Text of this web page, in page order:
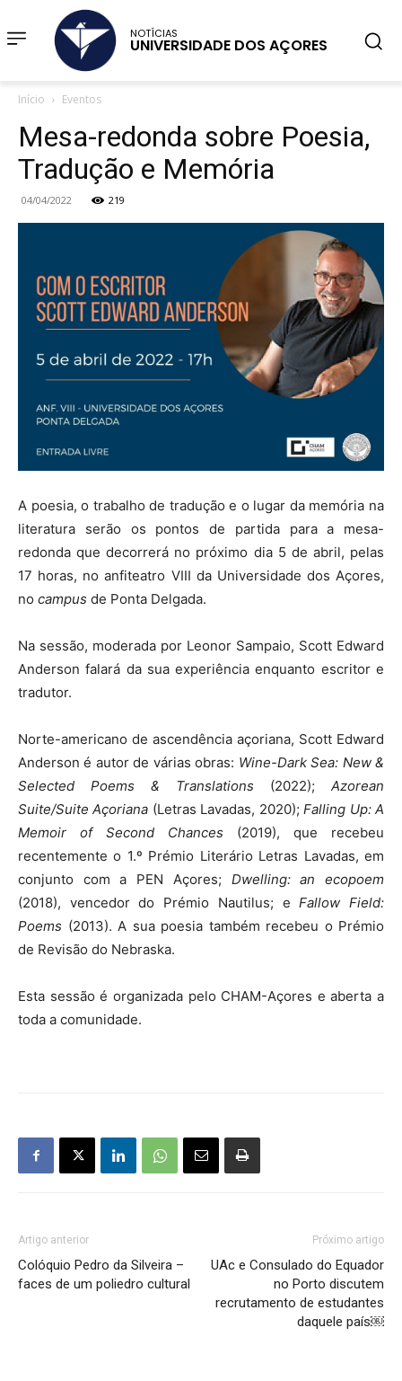
NOTÍCIAS
UNIVERSIDADE DOS AÇORES
Início Eventos
Mesa-redonda sobre Poesia,
Tradução e Memória
04/04/2022 219
A poesia, o trabalho de tradução e o lugar da memória na
literatura serão os pontos de partida para a mesa-
redonda que decorrerá no próximo dia 5 de abril, pelas
17 horas, no anfiteatro VIII da Universidade dos Açores,
no campus de Ponta Delgada.
Na sessão, moderada por Leonor Sampaio, Scott Edward
Anderson falará da sua experiência enquanto escritor e
tradutor.
Norte-americano de ascendência açoriana, Scott Edward
Anderson é autor de várias obras: Wine-Dark Sea: New &
Selected Poems & Translations (2022); Azorean
Suite/Suite Açoriana (Letras Lavadas, 2020);Falling Up: A
Memoir of Second Chances (2019), que recebeu
recentemente o 1.º Prémio Literário Letras Lavadas, em
conjunto com a PEN Açores; Dwelling: an ecopoem
(2018), vencedor do Prémio Nautilus; eFallow Field:
Poems (2013). A sua poesia também recebeu o Prémio
de Revisão do Nebraska.
Esta sessão é organizada pelo CHAM-Açores e aberta a
toda a comunidade.
Artigo anterior
Colóquio Pedro da Silveira –
faces de um poliedro cultural
Próximo artigo
UAc e Consulado do Equador
no Porto discutem
recrutamento de estudantes
daquele país￼